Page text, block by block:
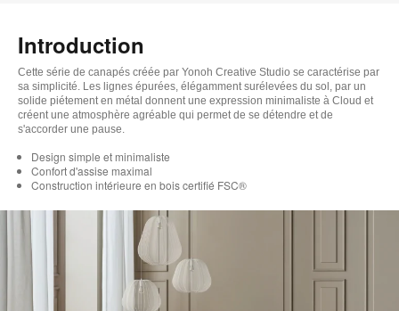
Introduction
Cette série de canapés créée par Yonoh Creative Studio se caractérise par
sa simplicité. Les lignes épurées, élégamment surélevées du sol, par un
solide piétement en métal donnent une expression minimaliste à Cloud et
créent une atmosphère agréable qui permet de se détendre et de
s'accorder une pause.
Design simple et minimaliste
Confort d'assise maximal
Construction intérieure en bois certifié FSC®